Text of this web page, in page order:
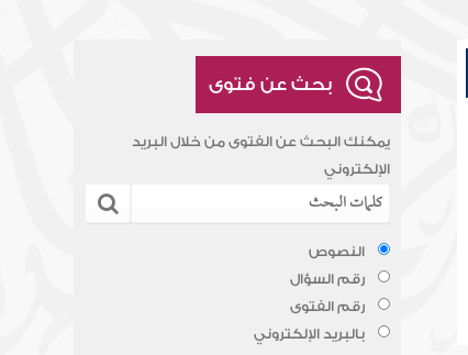
بحث عن فتوى
يمكنك البحث عن الفتوى من خلال البريد
الإلكتروني
النصوص
رقم السؤال
رقم الفتوى
بالبريد الإلكتروني